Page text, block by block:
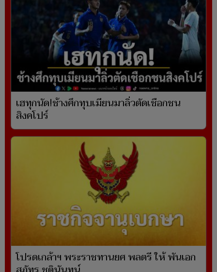
เฮทุกนัด!ช้างศึกทุบเมียนมาลิ่วตัดเชือกชน
สิงคโปร์
โปรดเกล้าฯ พระราชทานยศ พลตรี ให้ พันเอก